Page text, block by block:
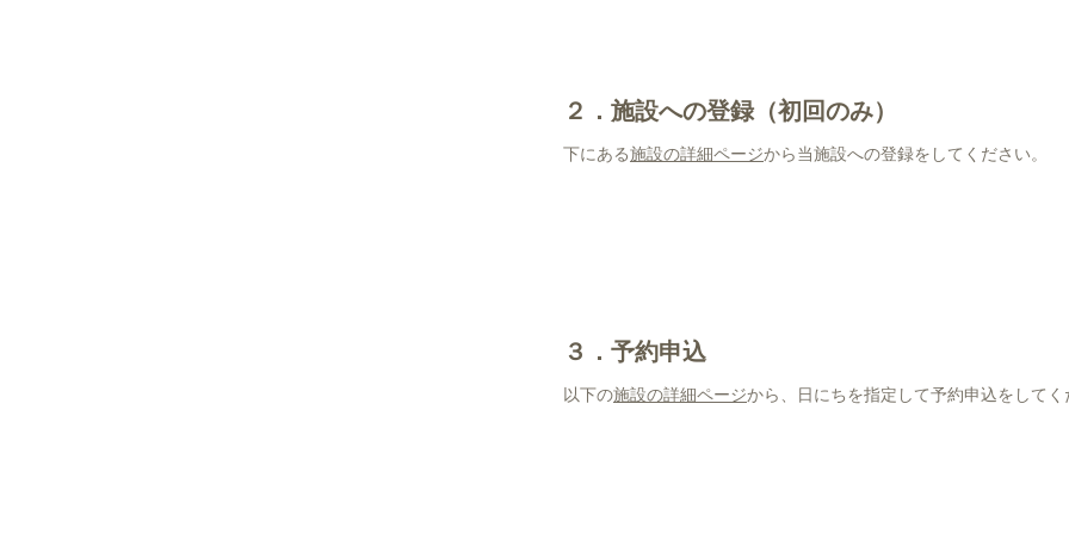
２．施設への登録（初回のみ）
下にある施設の詳細ページから当施設への登録をしてください。
３．予約申込
以下の施設の詳細ページから、日にちを指定して予約申込をしてく